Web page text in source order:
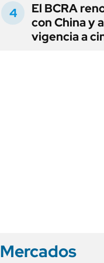
El BCRA
con China y
vigencia a
Mercados